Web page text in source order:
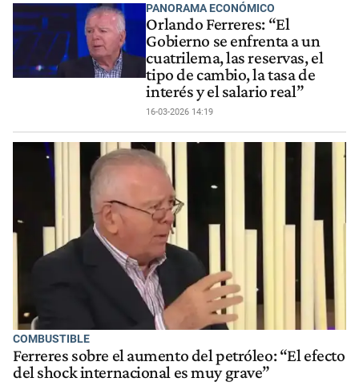
PANORAMA ECONÓMICO
Orlando Ferreres: “El
Gobierno se enfrenta a un
cuatrilema, las reservas, el
tipo de cambio, la tasa de
interés y el salario real”
16-03-2026 14:19
COMBUSTIBLE
Ferreres sobre el aumento del petróleo: “El efecto
del shock internacional es muy grave”